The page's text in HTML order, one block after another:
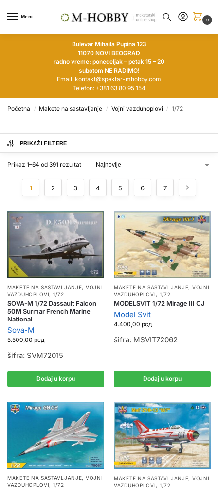
Meni
0
Bulevar Mihaila Pupina 123
11070 NOVI BEOGRAD
radno vreme: ponedeljak – petak 15 – 20
subotom NE RADIMO!
Email: kontakt@spektar-mhobby.com
Telefon: +381 63 80 95 154
Početna / Makete na sastavljanje / Vojni vazduhoplovi / 1/72
PRIKAŽI FILTERE
Prikaz 1–64 od 391 rezultat
1 2 3 4 5 6 7
MAKETE NA SASTAVLJANJE, VOJNI
VAZDUHOPLOVI, 1/72
SOVA-M 1/72 Dassault Falcon
50M Surmar French Marine
National
Sova-M
5.500,00 рсд
šifra: SVM72015
Dodaj u korpu
MAKETE NA SASTAVLJANJE, VOJNI
VAZDUHOPLOVI, 1/72
MODELSVIT 1/72 Mirage III CJ
Model Svit
4.400,00 рсд
šifra: MSVIT72062
Dodaj u korpu
MAKETE NA SASTAVLJANJE, VOJNI
VAZDUHOPLOVI, 1/72
MAKETE NA SASTAVLJANJE, VOJNI
VAZDUHOPLOVI, 1/72